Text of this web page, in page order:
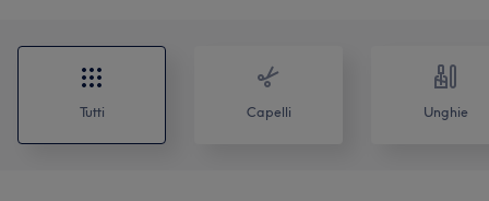
Tutti Capelli Unghie